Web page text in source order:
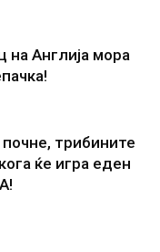
на Англија мора
трибините
ќе игра еден